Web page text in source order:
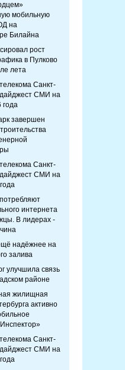
мобильную
на
Билайна
рост
в Пулково
лета
Санкт-
дайджест СМИ на
года
завершен
Санкт-
дайджест СМИ на
интернета
В лидерах -
надёжнее на
залива
улучшила связь
районе
жилищная
активно
Санкт-
дайджест СМИ на